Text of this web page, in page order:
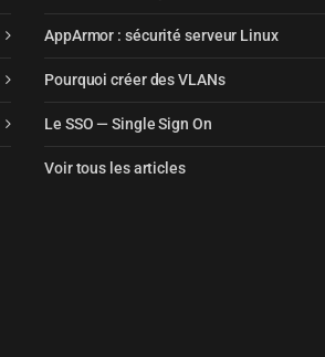
AppArmor : sécurité serveur Linux
Pourquoi créer des VLANs
Le SSO — Single Sign On
Voir tous les articles